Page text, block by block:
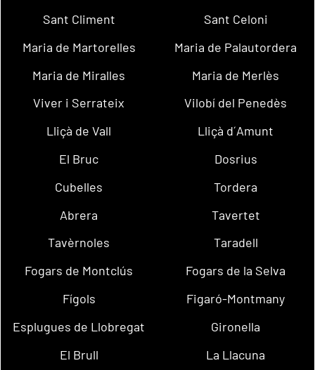
Sant Climent
Sant Celoni
Maria de Martorelles
Maria de Palautordera
Maria de Miralles
Maria de Merlès
Viver i Serrateix
Vilobí del Penedès
Lliçà de Vall
Lliçà d´Amunt
El Bruc
Dosrius
Cubelles
Tordera
Abrera
Tavertet
Tavèrnoles
Taradell
Fogars de Montclús
Fogars de la Selva
Fígols
Figaró-Montmany
Esplugues de Llobregat
Gironella
El Brull
La Llacuna